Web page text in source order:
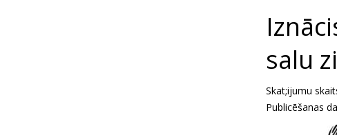
salu
Skat;ijumu
Publicēšanas